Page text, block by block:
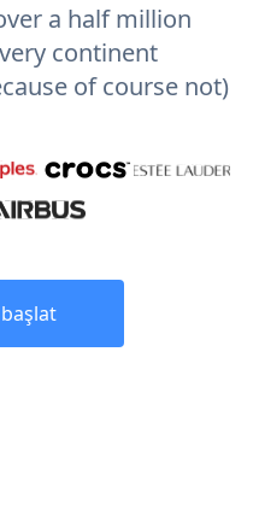
a half million
continent
of course not)